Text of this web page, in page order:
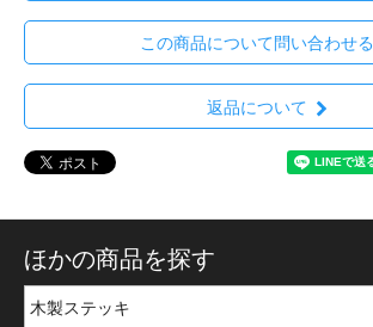
この商品について問い合わせる
返品について
ほかの商品を探す